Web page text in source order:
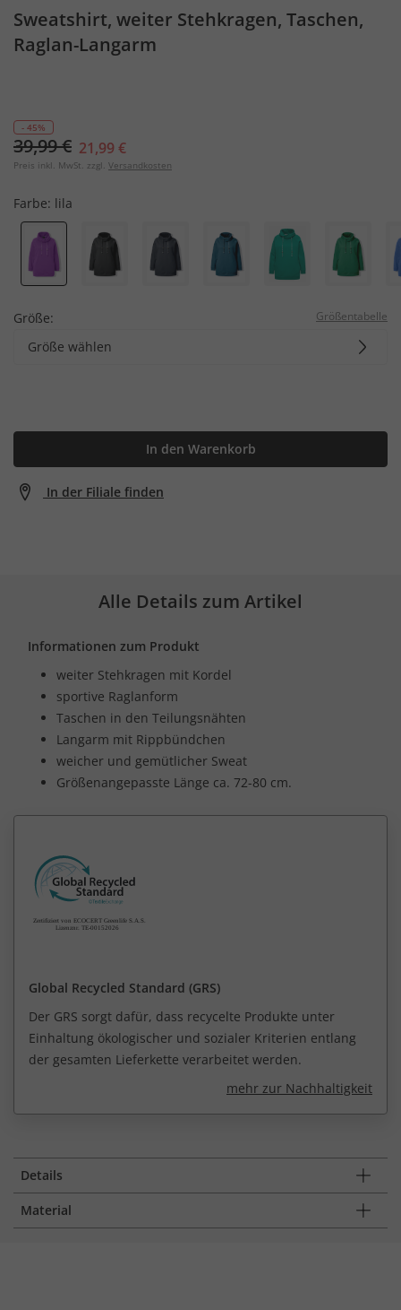
Sweatshirt, weiter Stehkragen, Taschen,
Raglan-Langarm
- 45%
39,99 € 21,99 €
Preis inkl. MwSt. zzgl. Versandkosten
Farbe: lila
Größe: Größentabelle
Größe wählen
In den Warenkorb
In der Filiale finden
Alle Details zum Artikel
Informationen zum Produkt
weiter Stehkragen mit Kordel
sportive Raglanform
Taschen in den Teilungsnähten
Langarm mit Rippbündchen
weicher und gemütlicher Sweat
Größenangepasste Länge ca. 72-80 cm.
Global Recycled Standard (GRS)
Der GRS sorgt dafür, dass recycelte Produkte unter
Einhaltung ökologischer und sozialer Kriterien entlang
der gesamten Lieferkette verarbeitet werden.
mehr zur Nachhaltigkeit
Details
Material